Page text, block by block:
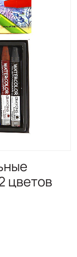
цветов